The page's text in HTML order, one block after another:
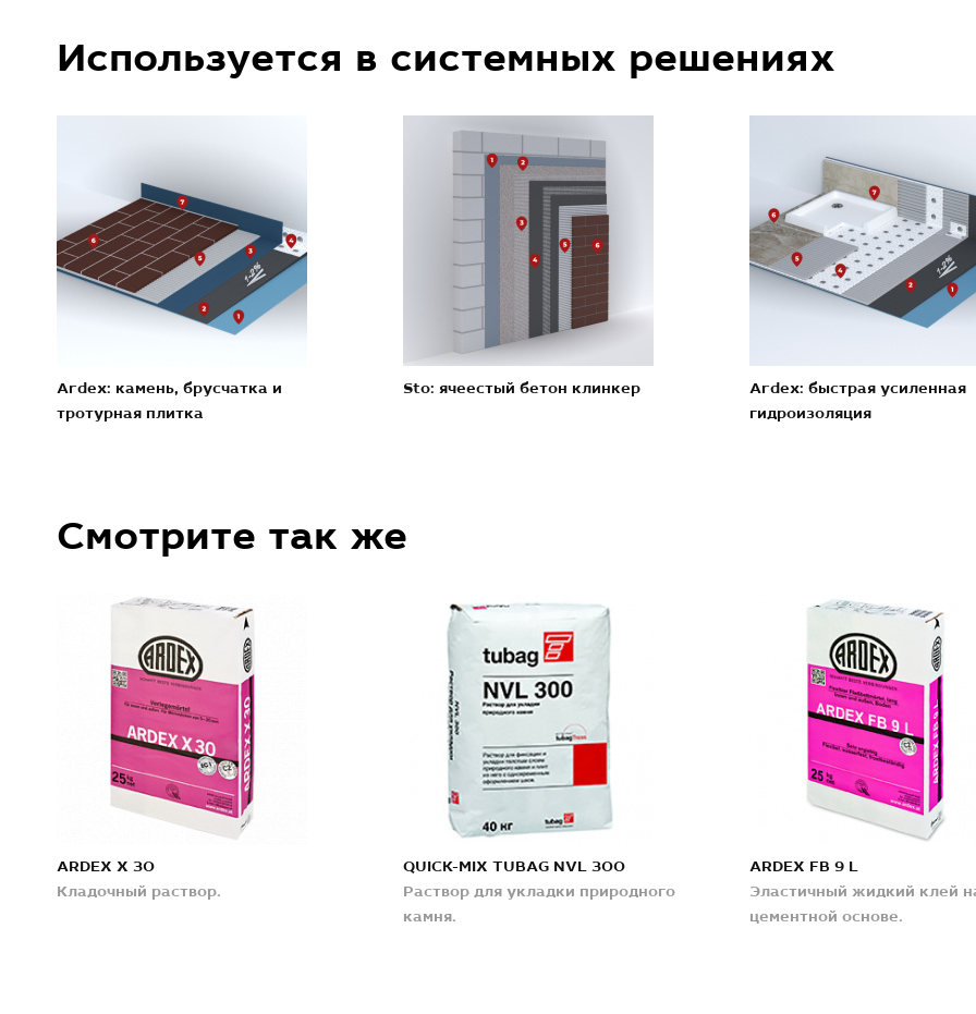
Используется в системных решениях
Ardex: камень, брусчатка и
тротурная плитка
Sto: ячеестый бетон клинкер
Ardex: быстрая усиленная
гидроизоляция
Смотрите так же
ARDEX X 30
Кладочный раствор.
QUICK-MIX TUBAG NVL 300
Раствор для укладки природного
камня.
ARDEX FB 9 L
Эластичный жидкий клей
цементной основе.